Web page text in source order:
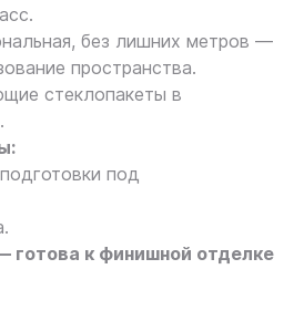
без лишних метров —
пространства.
стеклопакеты в
под
готова к финишной отделке